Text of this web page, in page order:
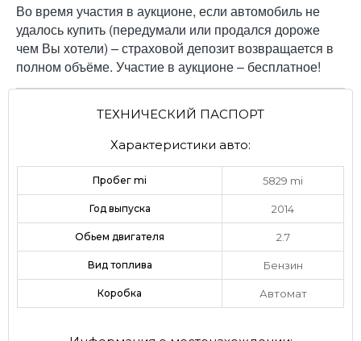
Во время участия в аукционе, если автомобиль не
удалось купить (передумали или продался дороже
чем Вы хотели) – страховой депозит возвращается в
полном объёме. Участие в аукционе – бесплатное!
ТЕХНИЧЕСКИЙ ПАСПОРТ
Характеристики авто:
Пробег mi 5829 mi
Год выпуска 2014
Обьем двигателя 2.7
Вид топлива Бензин
Коробка Автомат